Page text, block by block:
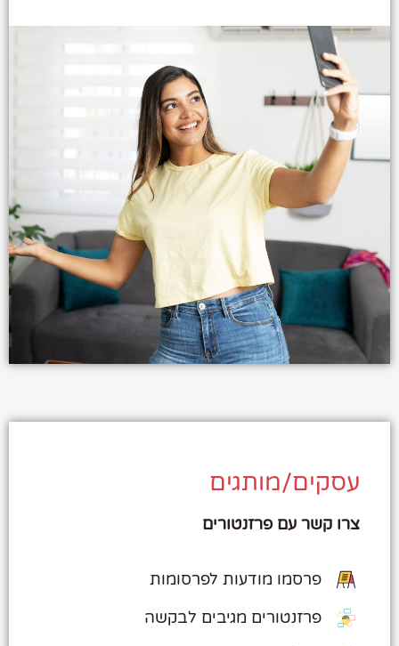
עסקים/מותגים
צרו קשר עם פרזנטורים
פרסמו מודעות לפרסומות
פרזנטורים מגיבים לבקשה